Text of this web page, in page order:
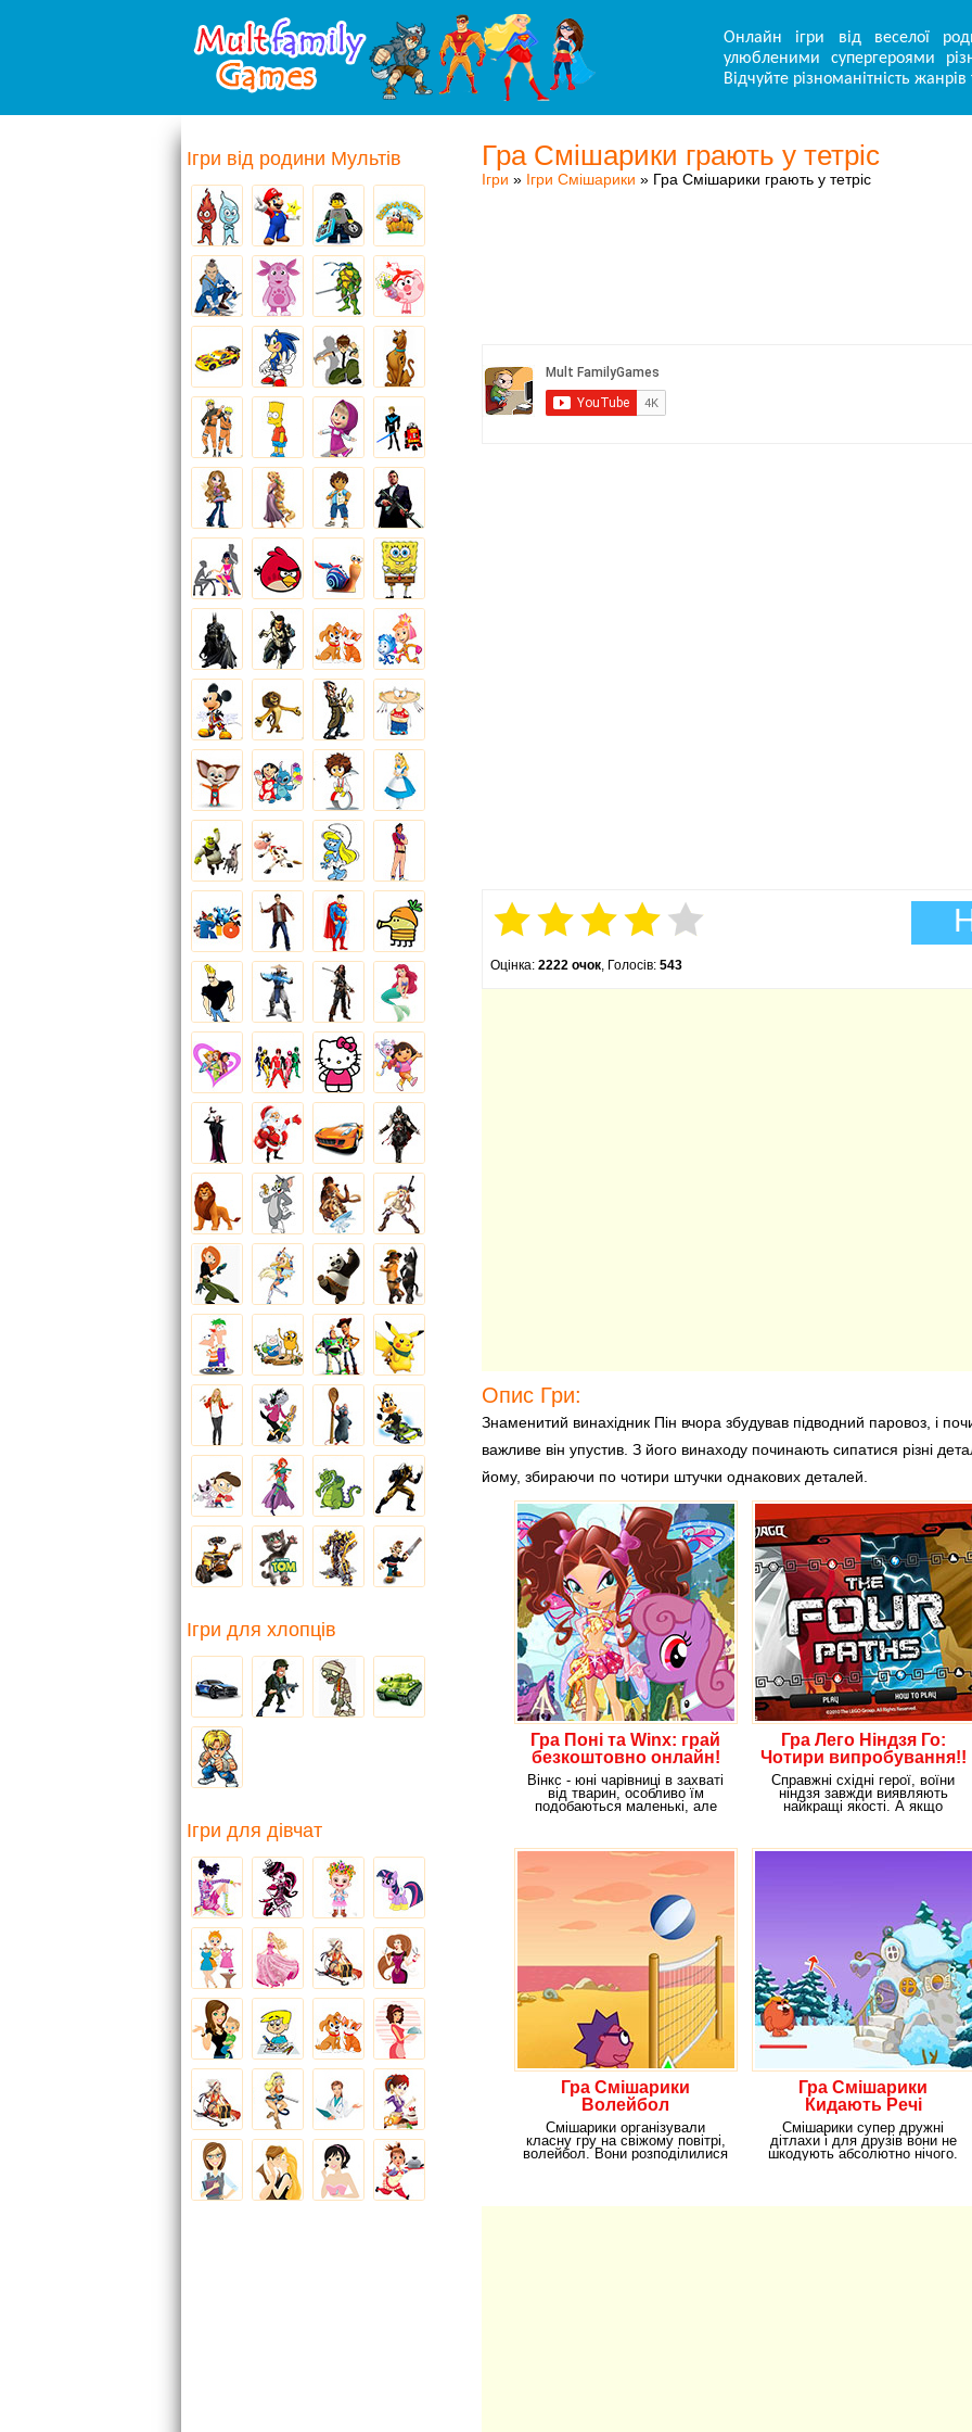
Онлайн ігри від веселої
улюбленими супергероями
Відчуйте різноманітність
Гра Смішарики грають у тетріс
Ігри » Ігри Смішарики » Гра Смішарики грають у тетріс
Оцінка: 2222 очок, Голосів: 543
Опис Гри:
Знаменитий винахідник Пін вчора збудував підводний паровоз, і
важливе він упустив. З його винаходу починають сипатися різні
йому, збираючи по чотири штучки однакових деталей.
Гра Поні та Winx: грай
безкоштовно онлайн!
Вінкс - юні чарівниці в захваті
від тварин, особливо їм
подобаються маленькі, але
Гра Лего Ніндзя Го:
Чотири випробування!!
Справжні східні герої, воїни
ніндзя завжди виявляють
найкращі якості. А якщо
Гра Смішарики
Волейбол
Смішарики організували
класну гру на свіжому повітрі,
волейбол. Вони розподілилися
Гра Смішарики
Кидають Речі
Смішарики супер дружні
дітлахи і для друзів вони не
шкодують абсолютно нічого.
Ігри від родини Мультів
Ігри для хлопців
Ігри для дівчат